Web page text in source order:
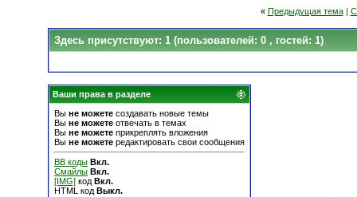
« Предыдущая тема|
Здесь присутствуют: 1 (пользователей: 0 , гостей: 1)
Ваши права в разделе
Вы не можете создавать новые темы
Вы не можете отвечать в темах
Вы не можете прикреплять вложения
Вы не можете редактировать свои сообщения
BB коды Вкл.
Смайлы Вкл.
[IMG] код Вкл.
HTML код Выкл.